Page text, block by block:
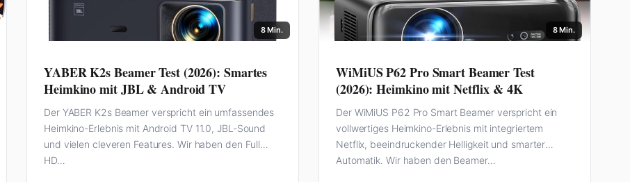
8 Min.
YABER K2s Beamer Test (2026): Smartes
Heimkino mit JBL & Android TV
Der YABER K2s Beamer verspricht ein umfassendes
Heimkino-Erlebnis mit Android TV 11.0, JBL-Sound
und vielen cleveren Features. Wir haben den Full
HD…
8 Min.
WiMiUS P62 Pro Smart Beamer Test
(2026): Heimkino mit Netflix & 4K
Der WiMiUS P62 Pro Smart Beamer verspricht ein
vollwertiges Heimkino-Erlebnis mit integriertem
Netflix, beeindruckender Helligkeit und smarter
Automatik. Wir haben den Beamer…